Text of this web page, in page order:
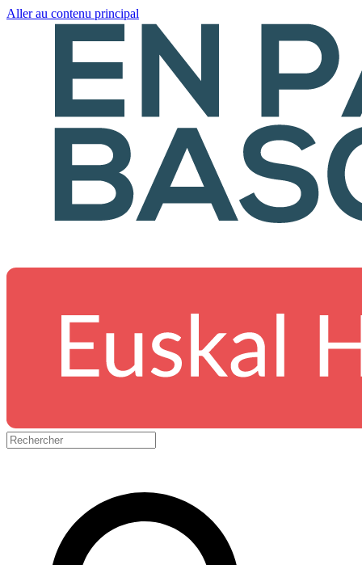
Aller au contenu principal